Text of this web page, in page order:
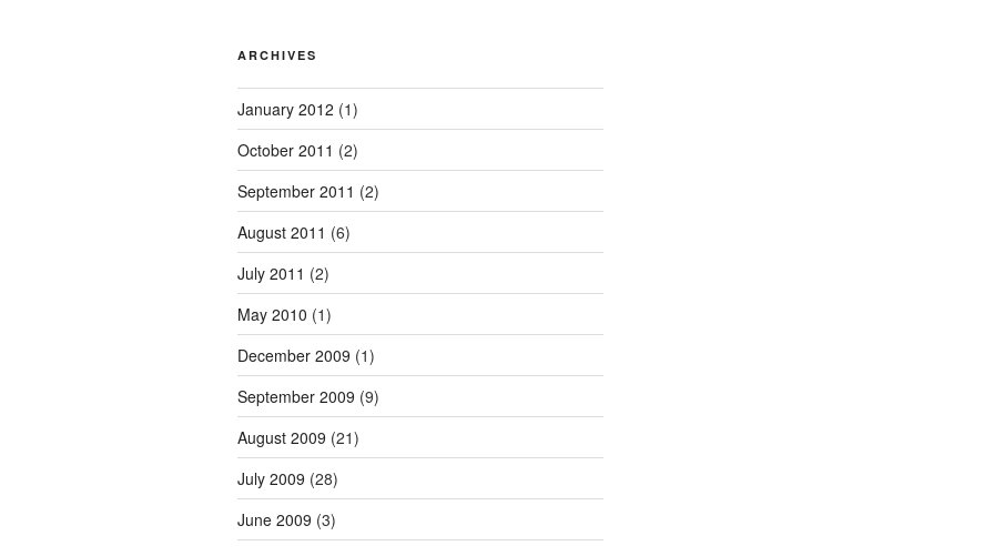
ARCHIVES
January 2012 (1)
October 2011 (2)
September 2011 (2)
August 2011 (6)
July 2011 (2)
May 2010 (1)
December 2009 (1)
September 2009 (9)
August 2009 (21)
July 2009 (28)
June 2009 (3)